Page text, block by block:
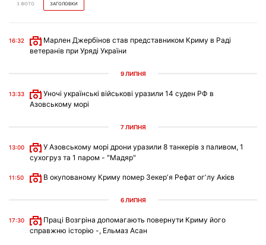
З ФОТО ЗАГОЛОВКИ
16:32
Марлен Джербінов став представником Криму в Раді
ветеранів при Уряді України
9 ЛИПНЯ
13:33
Уночі українські військові уразили 14 суден РФ в
Азовському морі
7 ЛИПНЯ
13:00
У Азовському морі дрони уразили 8 танкерів з паливом, 1
сухогруз та 1 паром - "Мадяр"
11:50 В окупованому Криму помер Зекерʼя Рефат огʼлу Акієв
6 ЛИПНЯ
17:30
Праці Возгріна допомагають повернути Криму його
справжню історію -, Ельмаз Асан